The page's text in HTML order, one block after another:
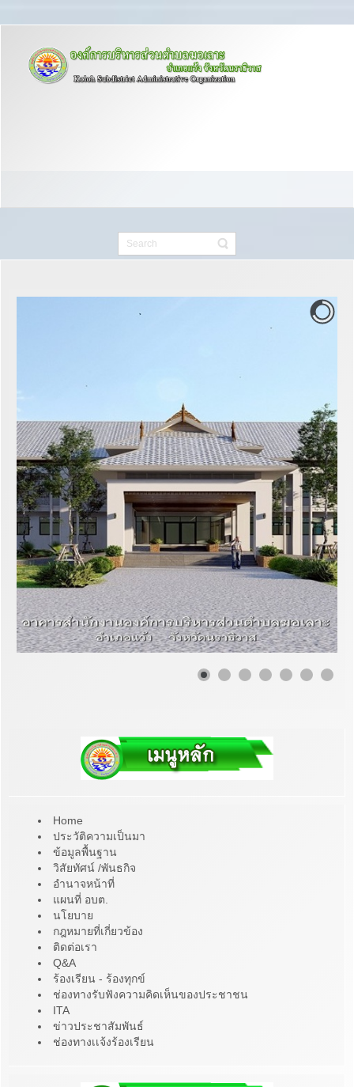
Home
ประวัติความเป็นมา
ข้อมูลพื้นฐาน
วิสัยทัศน์ /พันธกิจ
อำนาจหน้าที่
แผนที่ อบต.
นโยบาย
กฎหมายที่เกี่ยวข้อง
ติดต่อเรา
Q&A
ร้องเรียน - ร้องทุกข์
ช่องทางรับฟังความคิดเห็นของประชาชน
ITA
ข่าวประชาสัมพันธ์
ช่องทางเเจ้งร้องเรียน